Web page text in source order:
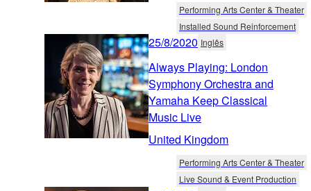
Performing Arts Center & Theater
Installed Sound Reinforcement
25/8/2020 Inglês
Always Playing: London
Symphony Orchestra and
Yamaha Keep Classical
Music Live
United Kingdom
Performing Arts Center & Theater
Live Sound & Event Production